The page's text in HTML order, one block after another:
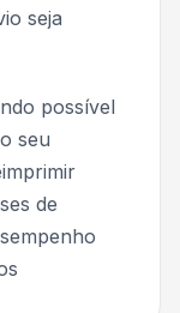
seja
possível
seu
de